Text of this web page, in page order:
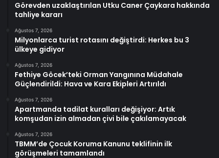
Görevden uzaklaştırılan Utku Caner Çaykara hakkında
tahliye kararı
Ağustos 7, 2026
Milyonlarca turist rotasını değiştirdi: Herkes bu 3
ülkeye gidiyor
Ağustos 7, 2026
Fethiye Göcek’teki Orman Yangınına Müdahale
Güçlendirildi: Hava ve Kara Ekipleri Artırıldı
Ağustos 7, 2026
Apartmanda tadilat kuralları değişiyor: Artık
komşudan izin almadan çivi bile çakılamayacak
Ağustos 7, 2026
TBMM’de Çocuk Koruma Kanunu teklifinin ilk
görüşmeleri tamamlandı